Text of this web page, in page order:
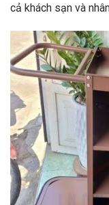
cả khách sạn và